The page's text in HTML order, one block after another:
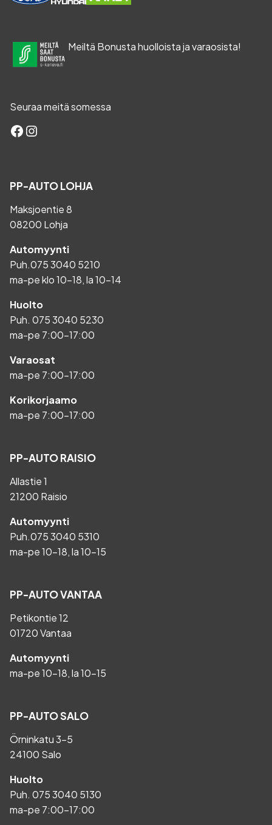
Meiltä Bonusta huolloista ja varaosista!
Seuraa meitä somessa
Facebook
Instagram
PP-AUTO LOHJA
Maksjoentie 8
08200 Lohja
Automyynti
Puh.075 3040 5210
ma-pe klo 10-18, la 10-14
Huolto
Puh. 075 3040 5230
ma-pe 7:00-17:00
Varaosat
ma-pe 7:00-17:00
Korikorjaamo
ma-pe 7:00-17:00
PP-AUTO RAISIO
Allastie 1
21200 Raisio
Automyynti
Puh.075 3040 5310
ma-pe 10-18, la 10-15
PP-AUTO VANTAA
Petikontie 12
01720 Vantaa
Automyynti
ma-pe 10-18, la 10-15
PP-AUTO SALO
Örninkatu 3-5
24100 Salo
Huolto
Puh. 075 3040 5130
ma-pe 7:00-17:00